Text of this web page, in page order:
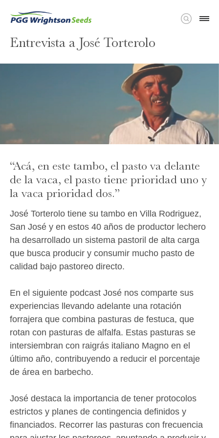
Entrevista a José Torterolo
“Acá, en este tambo, el pasto va delante
de la vaca, el pasto tiene prioridad uno y
la vaca prioridad dos.”
José Torterolo tiene su tambo en Villa Rodriguez,
San José y en estos 40 años de productor lechero
ha desarrollado un sistema pastoril de alta carga
que busca producir y consumir mucho pasto de
calidad bajo pastoreo directo.
En el siguiente podcast José nos comparte sus
experiencias llevando adelante una rotación
forrajera que combina pasturas de festuca, que
rotan con pasturas de alfalfa. Estas pasturas se
intersiembran con raigrás italiano Magno en el
último año, contribuyendo a reducir el porcentaje
de área en barbecho.
José destaca la importancia de tener protocolos
estrictos y planes de contingencia definidos y
financiados. Recorrer las pasturas con frecuencia
Ingrese sus datos para descargar el podcast.
Apellido Obligatorio
Teléfono: